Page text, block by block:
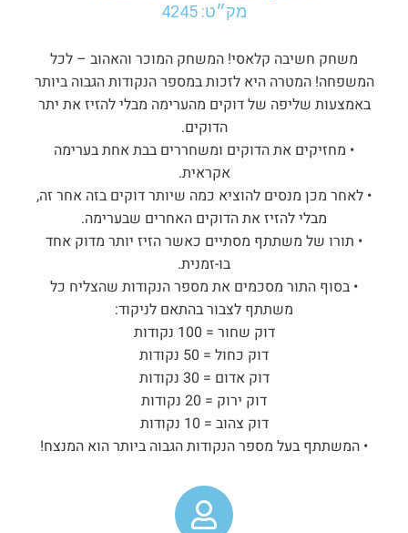
מק״ט: 4245
משחק חשיבה קלאסי! המשחק המוכר והאהוב – לכל
המשפחה! המטרה היא לזכות במספר הנקודות הגבוה ביותר
באמצעות שליפה של דוקים מהערימה מבלי להזיז את יתר
הדוקים.
• מחזיקים את הדוקים ומשחררים בבת אחת בערימה
אקראית.
• לאחר מכן מנסים להוציא כמה שיותר דוקים בזה אחר זה,
מבלי להזיז את הדוקים האחרים שבערימה.
• תורו של משתתף מסתיים כאשר הזיז יותר מדוק אחד
בו-זמנית.
• בסוף התור מסכמים את מספר הנקודות שהצליח כל
משתתף לצבור בהתאם לניקוד:
דוק שחור = 100 נקודות
דוק כחול = 50 נקודות
דוק אדום = 30 נקודות
דוק ירוק = 20 נקודות
דוק צהוב = 10 נקודות
• המשתתף בעל מספר הנקודות הגבוה ביותר הוא המנצח!